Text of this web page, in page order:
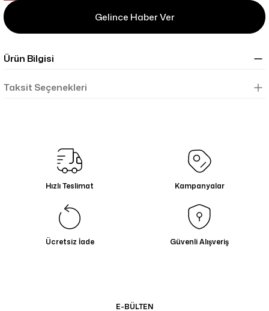
Gelince Haber Ver
Ürün Bilgisi
Taksit Seçenekleri
Hızlı Teslimat Kampanyalar
Ücretsiz İade Güvenli Alışveriş
E-BÜLTEN